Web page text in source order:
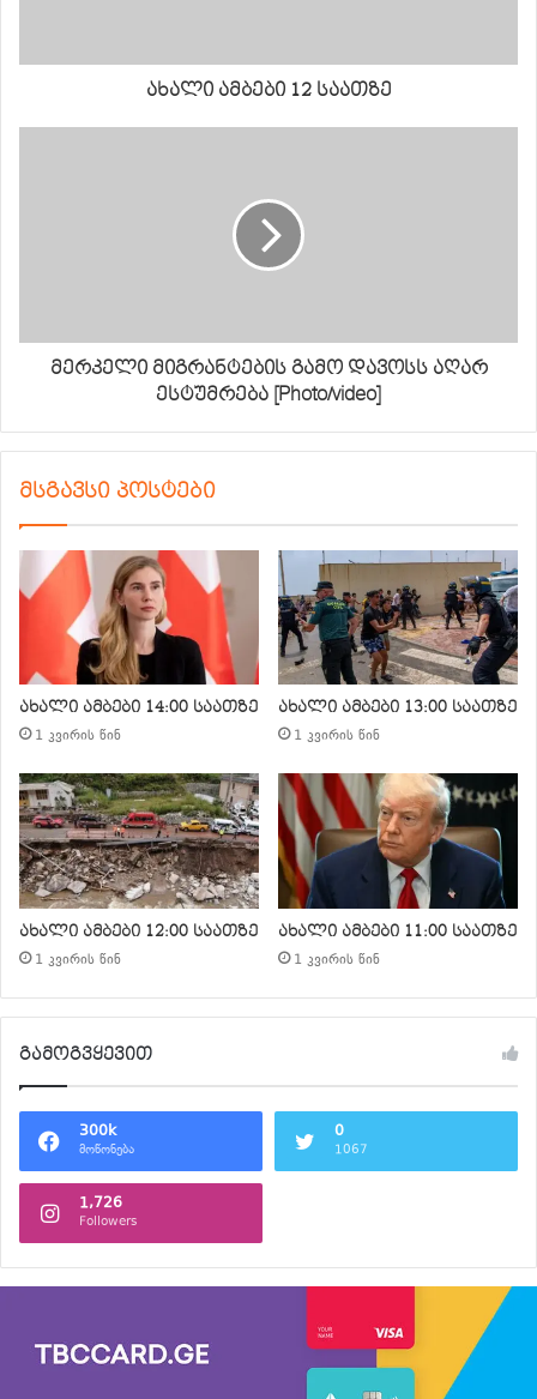
ახალი ამბები 12 საათზე
მერკელი მიგრანტების გამო დავოსს აღარ
ესტუმრება [Photo/video]
მსგავსი პოსტები
ახალი ამბები 14:00 საათზე
1 კვირის წინ
ახალი ამბები 13:00 საათზე
1 კვირის წინ
ახალი ამბები 12:00 საათზე
1 კვირის წინ
ახალი ამბები 11:00 საათზე
1 კვირის წინ
გამოგვყევით
300k
მოწონება
0
1067
1,726
Followers